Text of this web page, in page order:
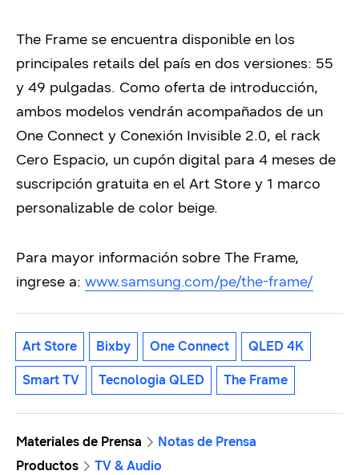
The Frame se encuentra disponible en los
principales retails del país en dos versiones: 55
y 49 pulgadas. Como oferta de introducción,
ambos modelos vendrán acompañados de un
One Connect y Conexión Invisible 2.0, el rack
Cero Espacio, un cupón digital para 4 meses de
suscripción gratuita en el Art Store y 1 marco
personalizable de color beige.
Para mayor información sobre The Frame,
ingrese a: www.samsung.com/pe/the-frame/
Art Store Bixby One Connect QLED 4K
Smart TV Tecnologia QLED The Frame
Materiales de Prensa
Notas de Prensa
Productos
TV & Audio